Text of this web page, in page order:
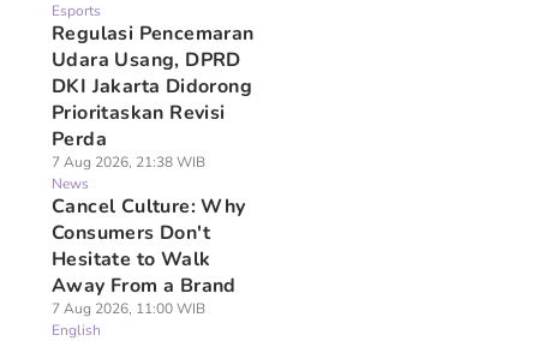
Esports
Regulasi Pencemaran
Udara Usang, DPRD
DKI Jakarta Didorong
Prioritaskan Revisi
Perda
7 Aug 2026, 21:38 WIB
News
Cancel Culture: Why
Consumers Don't
Hesitate to Walk
Away From a Brand
7 Aug 2026, 11:00 WIB
English